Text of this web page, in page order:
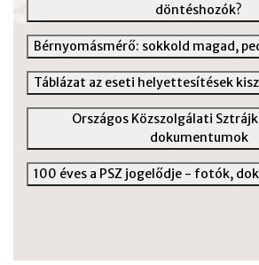
döntéshozók?
Bérnyomásmérő: sokkold magad,
Táblázat az eseti helyettesítések
Országos Közszolgálati
dokumentumok
100 éves a PSZ jogelődje - fotók,